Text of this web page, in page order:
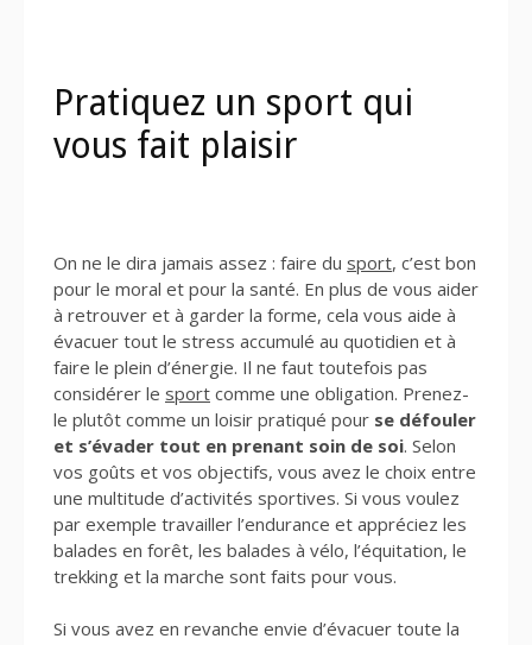
Pratiquez un sport qui
vous fait plaisir
On ne le dira jamais assez : faire du sport, c’est bon
pour le moral et pour la santé. En plus de vous aider
à retrouver et à garder la forme, cela vous aide à
évacuer tout le stress accumulé au quotidien et à
faire le plein d’énergie. Il ne faut toutefois pas
considérer le sport comme une obligation. Prenez-
le plutôt comme un loisir pratiqué pour se défouler
et s’évader tout en prenant soin de soi. Selon
vos goûts et vos objectifs, vous avez le choix entre
une multitude d’activités sportives. Si vous voulez
par exemple travailler l’endurance et appréciez les
balades en forêt, les balades à vélo, l’équitation, le
trekking et la marche sont faits pour vous.
Si vous avez en revanche envie d’évacuer toute la